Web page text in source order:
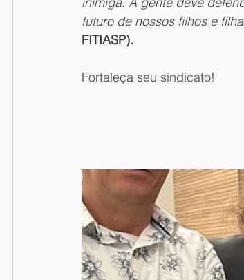
futuro de nossos filhos e
FITIASP).
Fortaleça seu sindicato!